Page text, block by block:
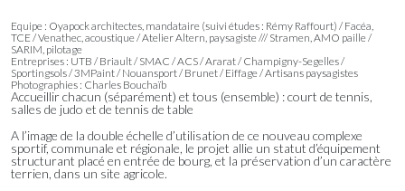
Equipe : Oyapock architectes, mandataire (suivi études : Rémy Raffourt) / Facéa,
TCE / Venathec, acoustique / Atelier Altern, paysagiste /// Stramen, AMO paille /
SARIM, pilotage
Entreprises : UTB / Briault / SMAC / ACS / Ararat / Champigny-Segelles /
Sportingsols / 3MPaint / Nouansport / Brunet / Eiffage / Artisans paysagistes
Photographies : Charles Bouchaïb
Accueillir chacun (séparément) et tous (ensemble) : court de tennis,
salles de judo et de tennis de table
A l’image de la double échelle d’utilisation de ce nouveau complexe
sportif, communale et régionale, le projet allie un statut d’équipement
structurant placé en entrée de bourg, et la préservation d’un caractère
terrien, dans un site agricole.